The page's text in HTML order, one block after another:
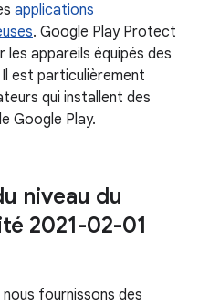
applications
. Google Play Protect
appareils équipés des
Il est particulièrement
qui installent des
Google Play.
niveau du
2021-02-01
fournissons des